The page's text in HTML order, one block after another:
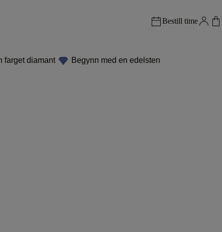
Bestill time
farget diamant
Begynn med en edelsten